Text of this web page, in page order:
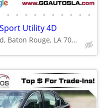
• • • • • • • • • •
Utility 4D
8700 Florida Blvd, Baton Rouge, LA 70815